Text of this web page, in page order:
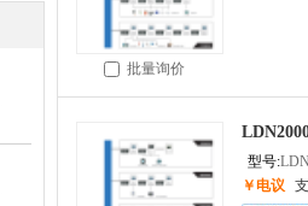
批量询价
型号:
￥电议